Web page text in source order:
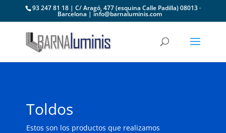
93 247 81 18 | C/ Aragó, 477 (esquina Calle Padilla) 08013 ·
Barcelona | info@barnaluminis.com
Toldos
Estos son los productos que realizamos